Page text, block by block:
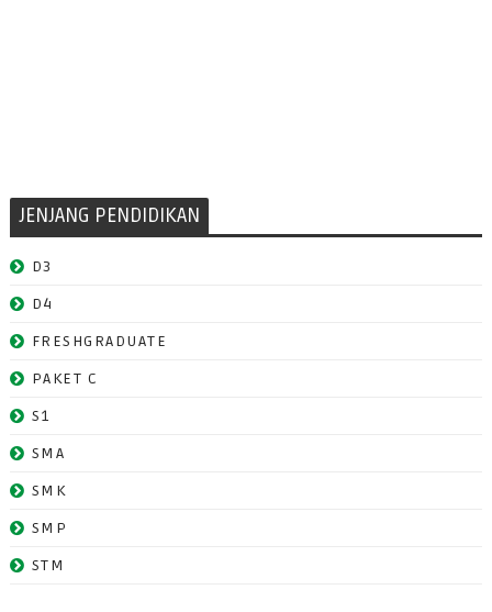
JENJANG PENDIDIKAN
D3
D4
FRESHGRADUATE
PAKET C
S1
SMA
SMK
SMP
STM